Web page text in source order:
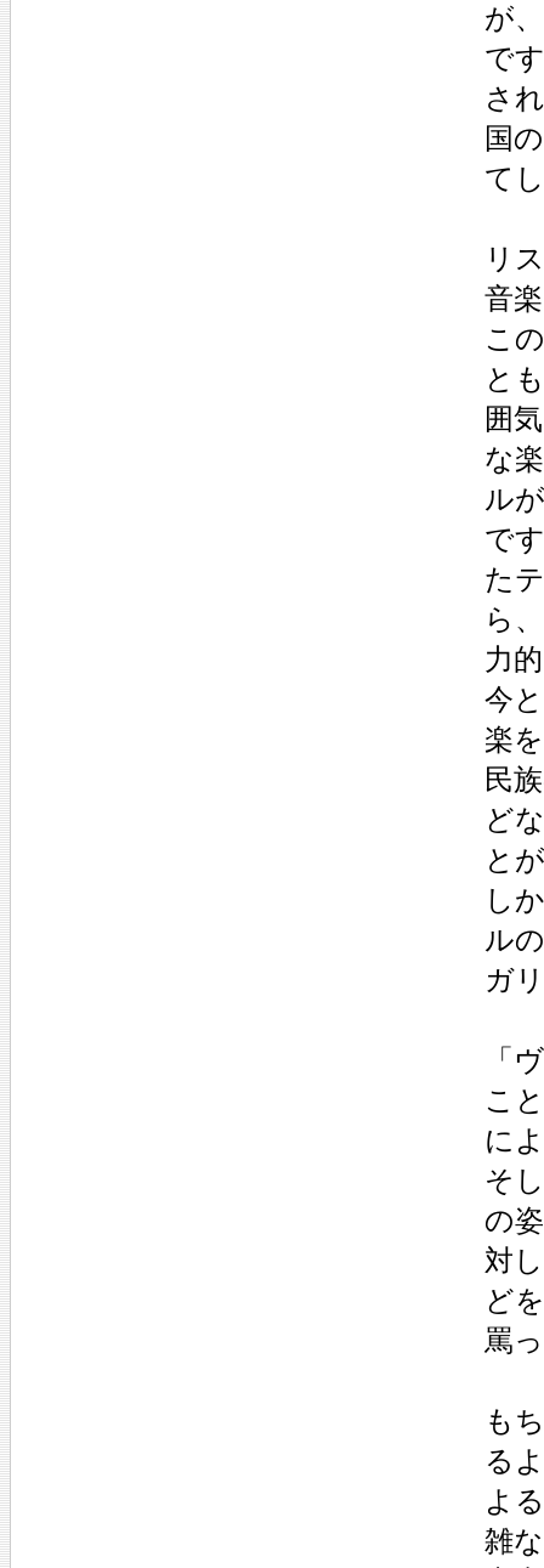
が
で
さ
国
て
リ
音
こ
と
囲
な
ル
で
た
ら
力
今
楽
民
ど
と
し
ル
ガ
「
こ
に
そ
の
対
ど
罵
も
る
よ
雑